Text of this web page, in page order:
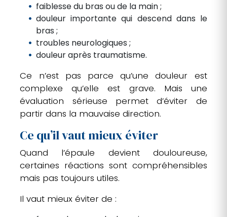
faiblesse du bras ou de la main ;
douleur importante qui descend dans le
bras ;
troubles neurologiques ;
douleur après traumatisme.
Ce n’est pas parce qu’une douleur est
complexe qu’elle est grave. Mais une
évaluation sérieuse permet d’éviter de
partir dans la mauvaise direction.
Ce qu’il vaut mieux éviter
Quand l’épaule devient douloureuse,
certaines réactions sont compréhensibles
mais pas toujours utiles.
Il vaut mieux éviter de :